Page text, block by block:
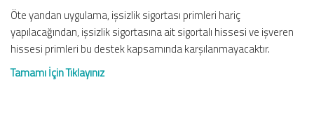
Öte yandan uygulama, işsizlik sigortası primleri hariç
yapılacağından, işsizlik sigortasına ait sigortalı hissesi ve işveren
hissesi primleri bu destek kapsamında karşılanmayacaktır.
Tamamı İçin Tıklayınız